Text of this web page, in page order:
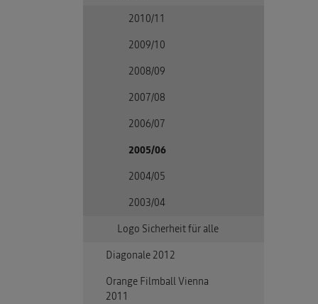
2010/11
2009/10
2008/09
2007/08
2006/07
2005/06
2004/05
2003/04
Logo Sicherheit für alle
Diagonale 2012
Orange Filmball Vienna
2011